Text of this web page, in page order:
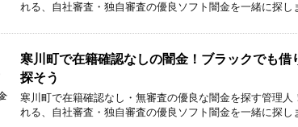
れる、自社審査・独自審査の優良ソフト闇金を一緒に探し
寒川町で在籍確認なしの闇金！ブラックでも借
探そう
寒川町で在籍確認なし・無審査の優良な闇金を探す管理人
れる、自社審査・独自審査の優良ソフト闇金を一緒に探し